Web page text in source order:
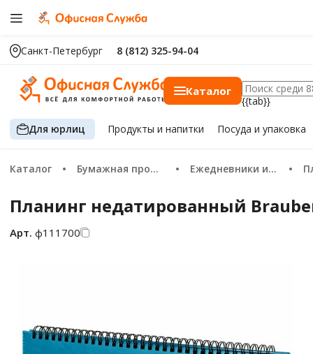
Санкт-Петербург 8 (812) 325-94-04
Каталог
{{tab}}
Для юрлиц Продуктыи напитки Посуда и упаковка
Каталог Бумажная продукция Ежедневники и планинги
Планинг недатированный
Арт. ф111700